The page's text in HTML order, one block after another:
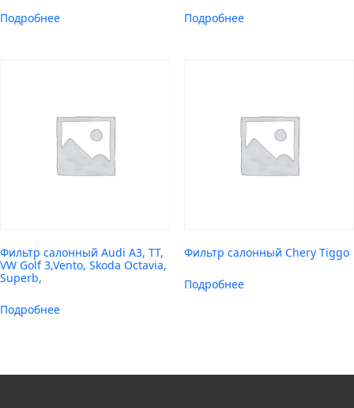
Подробнее Подробнее
Фильтр салонный Audi A3, TT,
VW Golf 3,Vento, Skoda Octavia,
Superb,
Подробнее
Фильтр салонный Chery Tiggo
Подробнее